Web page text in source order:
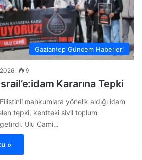
Gaziantep Gündem Haberleri
9
Kararına Tepki
mahkumlara yönelik aldığı idam
tepki, kentteki sivil toplum
getirdi. Ulu Cami…
»